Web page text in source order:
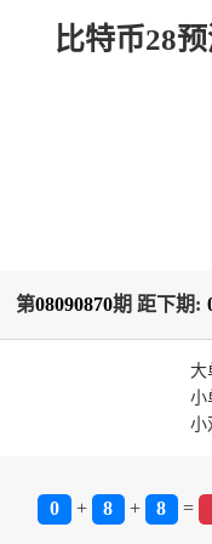
比特币28
第08090870期 距下期:
大
小
小
0 + 8 + 8 =